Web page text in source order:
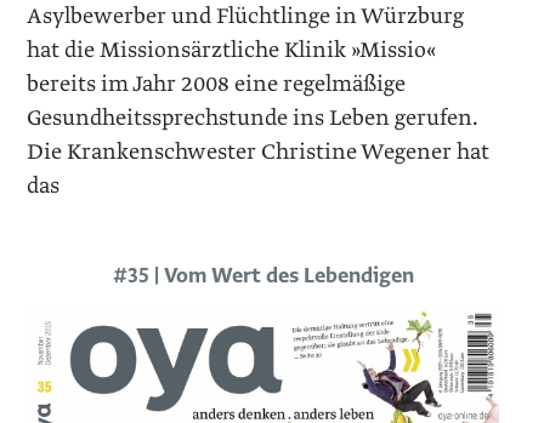
Asylbewerber und Flüchtlinge in Würzburg
hat die Missionsärztliche Klinik »Missio«
bereits im Jahr 2008 eine regelmäßige
Gesundheitssprechstunde ins Leben gerufen.
Die Krankenschwester Christine Wegener hat
das
#35 | Vom Wert des Lebendigen